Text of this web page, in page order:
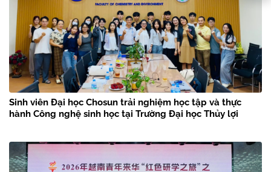
Sinh viên Đại học Chosun trải nghiệm học tập và thực
hành Công nghệ sinh học tại Trường Đại học Thủy lợi